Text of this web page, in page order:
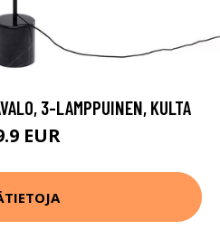
3-LAMPPUINEN, KULTA
EUR